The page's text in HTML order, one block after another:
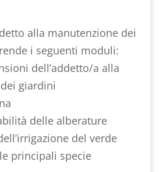
alla manutenzione dei
i seguenti moduli:
dell’addetto/a alla
giardini
delle alberature
del verde
principali specie